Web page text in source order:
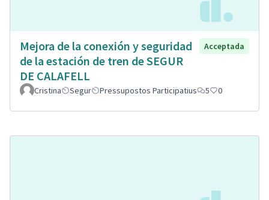
Mejora de la conexión y seguridad
de la estación de tren de SEGUR
DE CALAFELL
Acceptada
Cristina Segur Pressupostos Participatius 5 0